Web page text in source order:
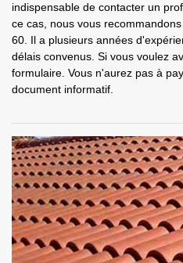
indispensable de contacter un
ce cas, nous vous
60. Il a plusieurs années
délais convenus. Si vous voulez
formulaire. Vous n'aurez pas à
document informatif.